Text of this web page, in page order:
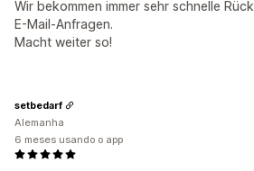
Wir bekommen immer sehr schnelle
E-Mail-Anfragen.
Macht weiter so!
setbedarf
Alemanha
6 meses usando o app